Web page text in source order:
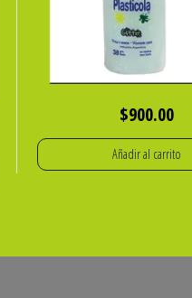
$900.00
Añadir al carrito